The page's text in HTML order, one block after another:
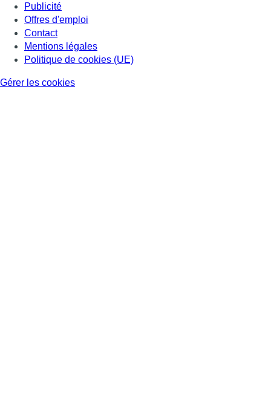
Publicité
Offres d'emploi
Contact
Mentions légales
Politique de cookies (UE)
Gérer les cookies